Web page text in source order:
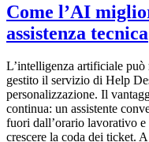
Come l’AI
assistenza tecnica
L’intelligenza artificiale
gestito il servizio di Help
personalizzazione. Il
continua: un assistente
fuori dall’orario lavorativo
crescere la coda dei ticket.